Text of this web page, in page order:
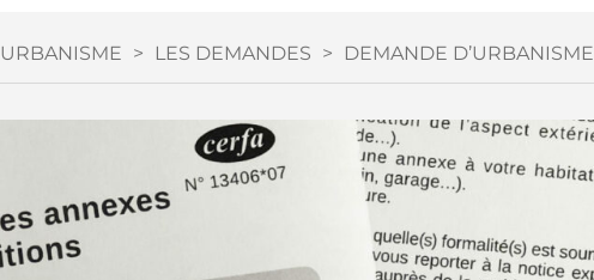
URBANISME > LES DEMANDES > DEMANDE D’URBANISME